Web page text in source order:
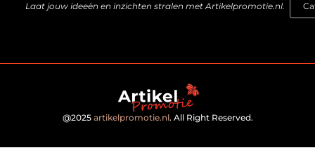
Laat jouw ideeën en inzichten stralen met Artikelpromotie.nl.
@2025 artikelpromotie.nl. All Right Reserved.